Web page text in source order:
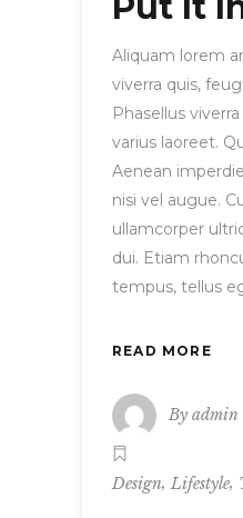
Aliquam lorem
viverra quis,
Phasellus
varius laoreet.
Aenean
nisi vel augue.
ullamcorper
dui. Etiam
tempus, tellus
READ MORE
By admin
Design, Lifestyle,